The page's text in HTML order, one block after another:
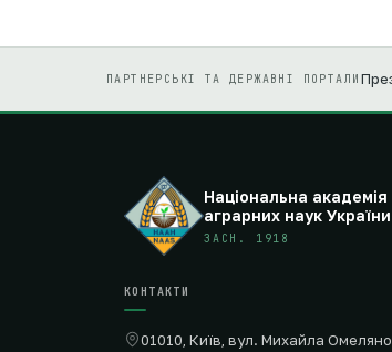
ПАРТНЕРСЬКІ ТА ДЕРЖАВНІ ПОРТАЛИ
Національна академія
аграрних наук України
ЗАСН. 1918
КОНТАКТИ
01010, Київ, вул. Михайла